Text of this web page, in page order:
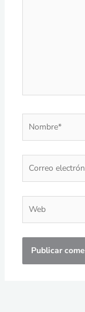
electrónico*